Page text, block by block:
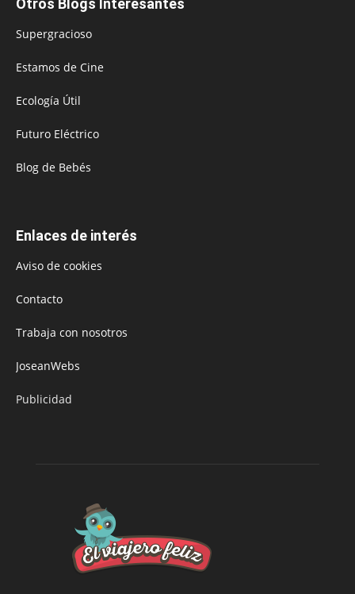
Supergracioso
Estamos de Cine
Ecología Útil
Futuro Eléctrico
Blog de Bebés
Enlaces de interés
Aviso de cookies
Contacto
Trabaja con nosotros
JoseanWebs
Publicidad